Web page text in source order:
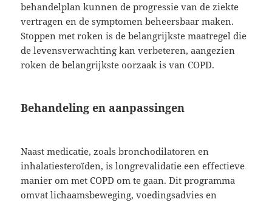
behandelplan kunnen de progressie van de ziekte
vertragen en de symptomen beheersbaar maken.
Stoppen met roken is de belangrijkste maatregel die
de levensverwachting kan verbeteren, aangezien
roken de belangrijkste oorzaak is van COPD.
Behandeling en aanpassingen
Naast medicatie, zoals bronchodilatoren en
inhalatiesteroïden, is longrevalidatie een effectieve
manier om met COPD om te gaan. Dit programma
omvat lichaamsbeweging, voedingsadvies en